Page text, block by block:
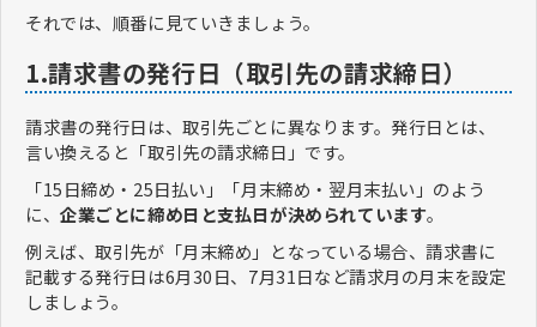
それでは、順番に見ていきましょう。
1.請求書の発行日（取引先の請求締日）
請求書の発行日は、取引先ごとに異なります。発行日とは、
言い換えると「取引先の請求締日」です。
「15日締め・25日払い」「月末締め・翌月末払い」のよう
に、企業ごとに締め日と支払日が決められています。
例えば、取引先が「月末締め」となっている場合、請求書に
記載する発行日は6月30日、7月31日など請求月の月末を設定
しましょう。